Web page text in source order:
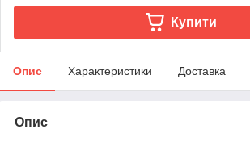
Купити
Опис Характеристики Доставка
Опис